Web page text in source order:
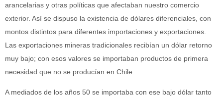
arancelarias y otras políticas que afectaban nuestro comercio
exterior. Así se dispuso la existencia de dólares diferenciales, con
montos distintos para diferentes importaciones y exportaciones.
Las exportaciones mineras tradicionales recibían un dólar retorno
muy bajo; con esos valores se importaban productos de primera
necesidad que no se producían en Chile.
A mediados de los años 50 se importaba con ese bajo dólar tanto